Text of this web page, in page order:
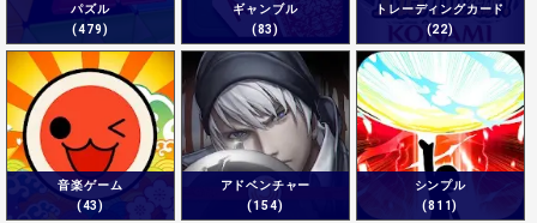
パズル
(479)
ギャンブル
(83)
トレーディングカード
(22)
音楽ゲーム
(43)
アドベンチャー
(154)
シンプル
(811)